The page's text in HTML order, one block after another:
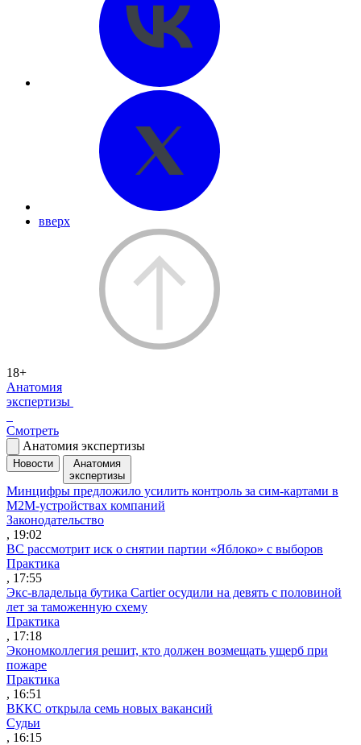
вверх
18+
Анатомия
экспертизы
Смотреть
Анатомия экспертизы
Новости
Анатомия
экспертизы
Минцифры предложило усилить контроль за сим-картами в
M2M-устройствах компаний
Законодательство
, 19:02
ВС рассмотрит иск о снятии партии «Яблоко» с выборов
Практика
, 17:55
Экс-владельца бутика Cartier осудили на девять с половиной
лет за таможенную схему
Практика
, 17:18
Экономколлегия решит, кто должен возмещать ущерб при
пожаре
Практика
, 16:51
ВККС открыла семь новых вакансий
Судьи
, 16:15